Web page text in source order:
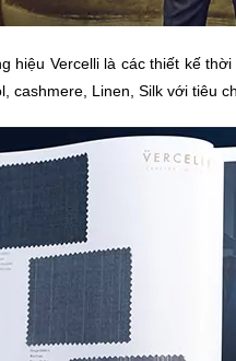
hiệu Vercelli là các thiết kế
cashmere, Linen, Silk với tiêu